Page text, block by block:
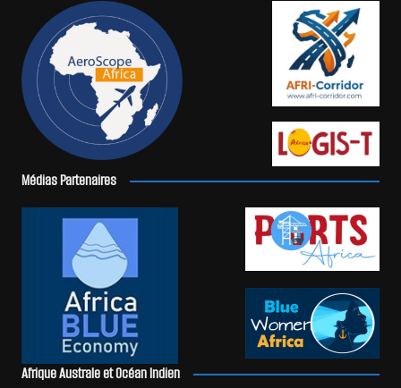
Médias Partenaires
Afrique Australe et Océan Indien